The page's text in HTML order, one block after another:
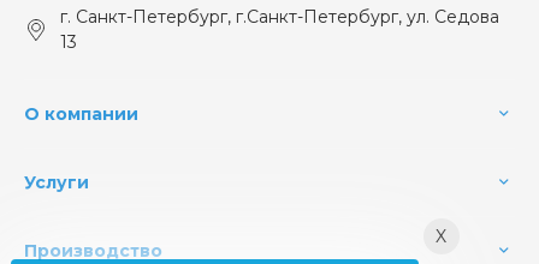
г. Санкт-Петербург, г.Санкт-Петербург, ул. Седова
13
О компании
Услуги
Производство
X